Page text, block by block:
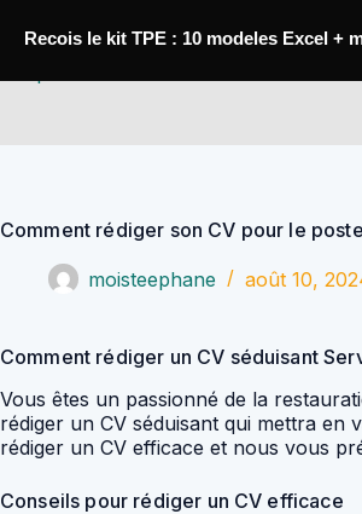
Comment rédiger son CV pour le
moisteephane août 10,
Comment rédiger un CV séduisant
Vous êtes un passionné de la
rédiger un CV séduisant qui mettra
rédiger un CV efficace et nous vous
Conseils pour rédiger un CV efficace
Recois le kit TPE : 10 modeles Excel +